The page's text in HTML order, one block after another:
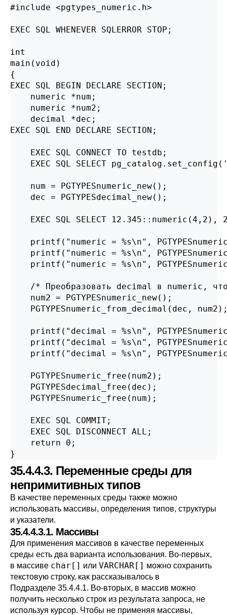
#include <pgtypes_numeric.h>
EXEC SQL WHENEVER SQLERROR STOP;
int
main(void)
{
EXEC SQL BEGIN DECLARE SECTION;
    numeric *num;
    numeric *num2;
    decimal *dec;
EXEC SQL END DECLARE SECTION;
    EXEC SQL CONNECT TO testdb;
EXEC SQL SELECT
    num = PGTYPESnumeric_new();
    dec = PGTYPESdecimal_new();
EXEC SQL SELECT 12.345::numeric(4,2),
printf("numeric = %s\n",
printf("numeric = %s\n",
printf("numeric = %s\n",
/* Преобразовать decimal в numeric,
    num2 = PGTYPESnumeric_new();
PGTYPESnumeric_from_decimal(dec,
printf("decimal = %s\n",
printf("decimal = %s\n",
printf("decimal = %s\n",
    PGTYPESnumeric_free(num2);
    PGTYPESdecimal_free(dec);
    PGTYPESnumeric_free(num);
    EXEC SQL COMMIT;
    EXEC SQL DISCONNECT ALL;
    return 0;
}
35.4.4.3. Переменные среды для
непримитивных типов
В качестве переменных среды также можно
использовать массивы, определения типов, структуры
и указатели.
35.4.4.3.1. Массивы
Для применения массивов в качестве переменных
среды есть два варианта использования. Во-первых,
в массиве char[] или VARCHAR[] можно сохранить
текстовую строку, как рассказывалось в
Подразделе 35.4.4.1. Во-вторых, в массив можно
получить несколько строк из результата запроса, не
используя курсор. Чтобы не применяя массивы,